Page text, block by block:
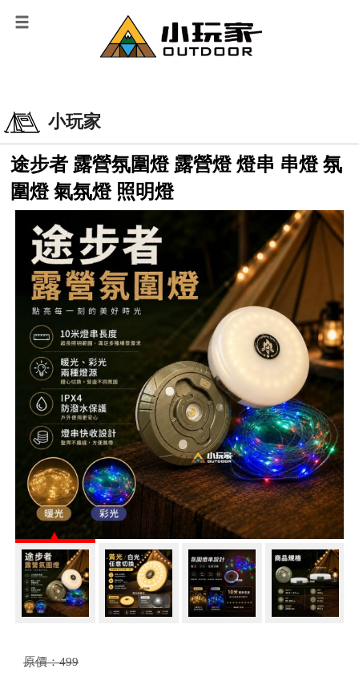
小玩家
途步者 露營氛圍燈 露營燈 燈串 串燈 氛
圍燈 氣氛燈 照明燈
原價：499